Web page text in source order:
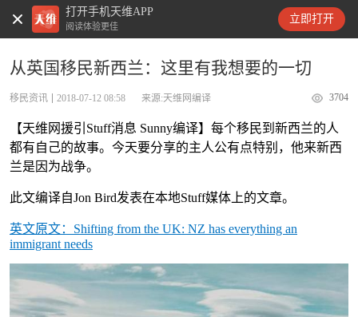
打开手机天维APP
阅读体验更佳
立即打开
天维新闻
从英国移民新西兰：这里有我想要的一切
移民资讯 2018-07-12 08:58 来源:天维网编译 3704
【天维网援引Stuff消息 Sunny编译】每个移民到新西兰的人
都有自己的故事。今天要分享的主人公有点特别，他来新西
兰是因为战争。
此文编译自Jon Bird发表在本地Stuff媒体上的文章。
英文原文：Shifting from the UK: NZ has everything an
immigrant needs